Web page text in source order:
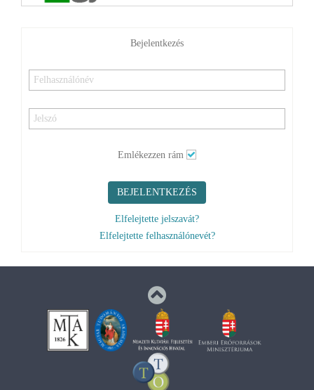
Bejelentkezés
Emlékezzen rám
BEJELENTKEZÉS
Elfelejtette jelszavát?
Elfelejtette felhasználónevét?